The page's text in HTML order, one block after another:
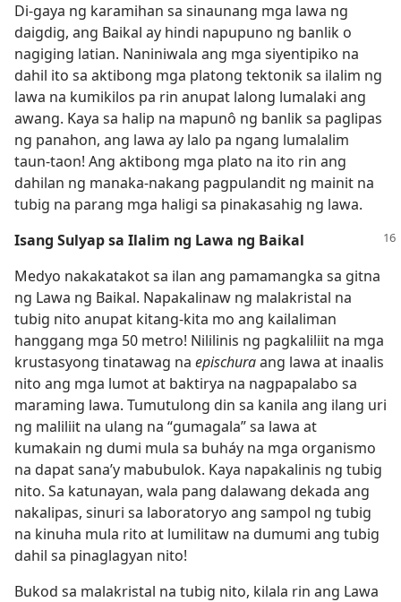
Di-gaya ng karamihan sa sinaunang mga lawa ng
daigdig, ang Baikal ay hindi napupuno ng banlik o
nagiging latian. Naniniwala ang mga siyentipiko na
dahil ito sa aktibong mga platong tektonik sa ilalim ng
lawa na kumikilos pa rin anupat lalong lumalaki ang
awang. Kaya sa halip na mapunô ng banlik sa paglipas
ng panahon, ang lawa ay lalo pa ngang lumalalim
taun-taon! Ang aktibong mga plato na ito rin ang
dahilan ng manaka-nakang pagpulandit ng mainit na
tubig na parang mga haligi sa pinakasahig ng lawa.
Isang Sulyap sa Ilalim ng Lawa ng Baikal
Medyo nakakatakot sa ilan ang pamamangka sa gitna
ng Lawa ng Baikal. Napakalinaw ng malakristal na
tubig nito anupat kitang-kita mo ang kailaliman
hanggang mga 50 metro! Nililinis ng pagkaliliit na mga
krustasyong tinatawag na epischuraang lawa at inaalis
nito ang mga lumot at baktirya na nagpapalabo sa
maraming lawa. Tumutulong din sa kanila ang ilang uri
ng maliliit na ulang na “gumagala” sa lawa at
kumakain ng dumi mula sa buháy na mga organismo
na dapat sana’y mabubulok. Kaya napakalinis ng tubig
nito. Sa katunayan, wala pang dalawang dekada ang
nakalipas, sinuri sa laboratoryo ang sampol ng tubig
na kinuha mula rito at lumilitaw na dumumi ang tubig
dahil sa pinaglagyan nito!
Bukod sa malakristal na tubig nito, kilala rin ang Lawa